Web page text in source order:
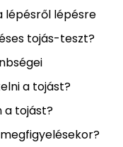
lépésről lépésre
tojás-teszt?
a tojást?
a tojást?